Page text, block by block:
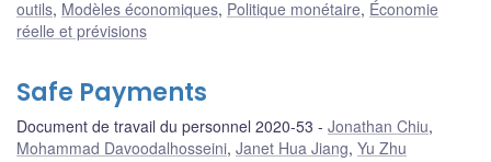
outils, Modèles économiques, Politique monétaire, Économie
réelle et prévisions
Safe Payments
Document de travail du personnel 2020-53 Jonathan Chiu,
Mohammad Davoodalhosseini, Janet Hua Jiang, Yu Zhu